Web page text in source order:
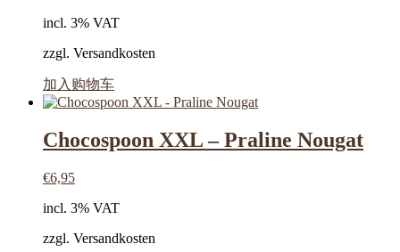
incl. 3% VAT
zzgl. Versandkosten
加入购物车
Chocospoon XXL – Praline Nougat
€6,95
incl. 3% VAT
zzgl. Versandkosten